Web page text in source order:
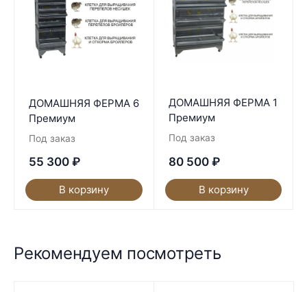
ДОМАШНЯЯ ФЕРМА 6
Премиум
Под заказ
55 300 ₽
В корзину
ДОМАШНЯЯ ФЕРМА 1
Премиум
Под заказ
80 500 ₽
В корзину
Рекомендуем посмотреть